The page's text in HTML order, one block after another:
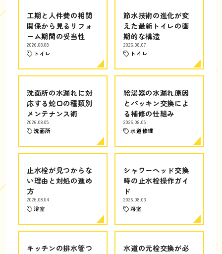
工期と人件費の相関
関係から見るリフォ
ーム期間の妥当性
2026.08.08
トイレ
節水技術の進化が変
えた最新トイレの画
期的な構造
2026.08.07
トイレ
洗面所の水漏れに対
応する蛇口の種類別
メンテナンス術
2026.08.05
洗面所
給湯器の水漏れ原因
とパッキン交換によ
る補修の仕組み
2026.08.05
水道修理
止水栓が見つからな
い理由と対処の進め
方
2026.08.04
浴室
シャワーヘッド交換
時の止水栓操作ガイ
ド
2026.08.03
浴室
キッチンの排水管つ
水道の元栓交換が必